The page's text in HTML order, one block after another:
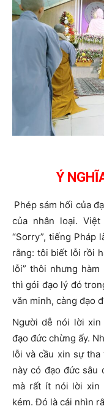
Ý
Phép sám hối của
của nhân loại.
“Sorry”, tiếng Pháp
rằng: tôi biết lỗi rồi
lỗi” thôi nhưng
thì gói đạo lý đó
văn minh, càng đạo
Người dễ nói lời
đạo đức chừng ấy.
lỗi và cầu xin sự
này có đạo đức sâu
mà rất ít nói lời xin
kém. Đó là cái nhìn